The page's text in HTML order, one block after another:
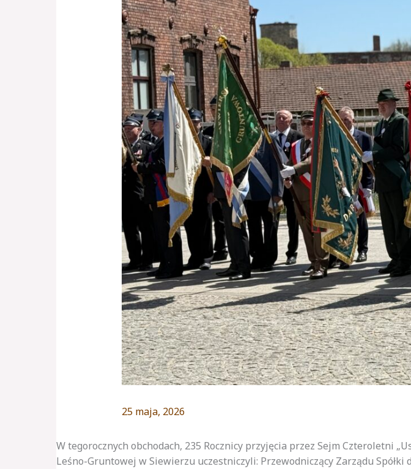
25 maja, 2026
W tegorocznych obchodach, 235 Rocznicy przyjęcia przez Sejm Czteroletni
Leśno-Gruntowej w Siewierzu uczestniczyli: Przewodniczący Zarządu